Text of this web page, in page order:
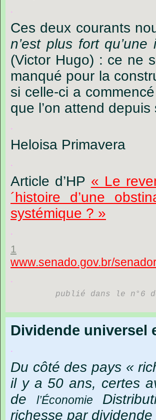
.
Ces deux courants
n’est plus fort
(Victor Hugo) : ce ne
manqué pour la
si celle-ci a
que l’on attend
.
Heloisa Primavera
.
Article d’HP « Le
´histoire d’une
systémique ? »
.
1
www.senado.gov.br/
.
publié dans le n°6
Dividende universel
.
Du côté des pays «
il y a 50 ans, certes
de
l’Économie
richesse par dividende